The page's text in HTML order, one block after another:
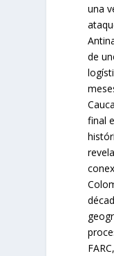
una
de
final